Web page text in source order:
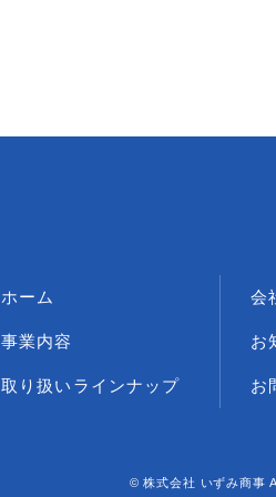
ホーム
事業内容
取り扱いラインナップ
会
お
お
©株式会社 いずみ商事